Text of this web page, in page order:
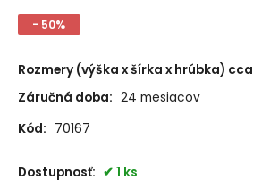
- 50%
Rozmery (výška x šírka x hrúbka) cca
Záručná doba: 24 mesiacov
Kód: 70167
Dostupnosť: 1 ks